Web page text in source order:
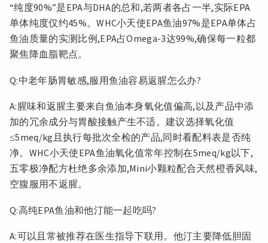
“纯度90%”是EPA与DHA的总和,若两者各占一半,实际EPA
单体纯度仅约45%。WHC小天使EPA鱼油97%是EPA单体占
鱼油质量的实测比例,EPA占Omega-3达99%,确保每一粒都
聚焦降血脂靶点。
Q:中老年肠胃敏感,服用鱼油容易返腥怎么办?
A:腥味和返腥主要来自鱼油本身氧化值偏高,以及产品中添
加的冗余成分与胃酸接触产生不适。建议选择氧化值
≤5meq/kg且执行每批次全检的产品,同时看配料表是否纯
净。WHC小天使EPA鱼油氧化值常年控制在5meq/kg以下,
五零极净配方杜绝多余添加,Mini小颗粒配合天然橙香风味,
空腹服用不返腥。
Q:高纯EPA鱼油和他汀能一起吃吗?
A:可以且常被推荐在医生指导下联用。他汀主要降低胆固